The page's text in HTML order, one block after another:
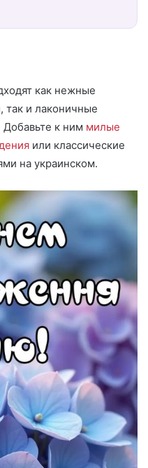
как нежные
так и лаконичные
к ним милые
или классические
на украинском.